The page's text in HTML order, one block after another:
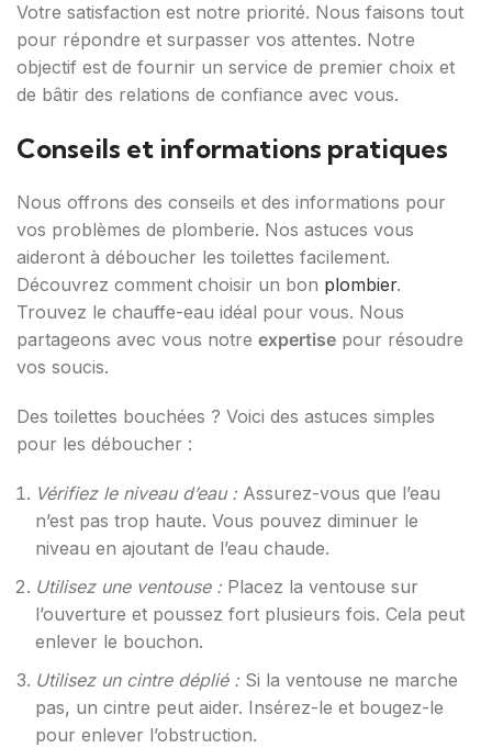
Votre satisfaction est notre priorité. Nous faisons tout
pour répondre et surpasser vos attentes. Notre
objectif est de fournir un service de premier choix et
de bâtir des relations de confiance avec vous.
Conseils et informations pratiques
Nous offrons des conseils et des informations pour
vos problèmes de plomberie. Nos astuces vous
aideront à déboucher les toilettes facilement.
Découvrez comment choisir un bon plombier.
Trouvez le chauffe-eau idéal pour vous. Nous
partageons avec vous notre expertise pour résoudre
vos soucis.
Des toilettes bouchées ? Voici des astuces simples
pour les déboucher :
Vérifiez le niveau d’eau : Assurez-vous que l’eau
n’est pas trop haute. Vous pouvez diminuer le
niveau en ajoutant de l’eau chaude.
Utilisez une ventouse : Placez la ventouse sur
l’ouverture et poussez fort plusieurs fois. Cela peut
enlever le bouchon.
Utilisez un cintre déplié : Si la ventouse ne marche
pas, un cintre peut aider. Insérez-le et bougez-le
pour enlever l’obstruction.